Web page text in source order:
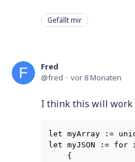
Gefällt mir
Fred
fred
vor 8 Monaten
I think this will work
let myArray :=
let myJSON :=
    {